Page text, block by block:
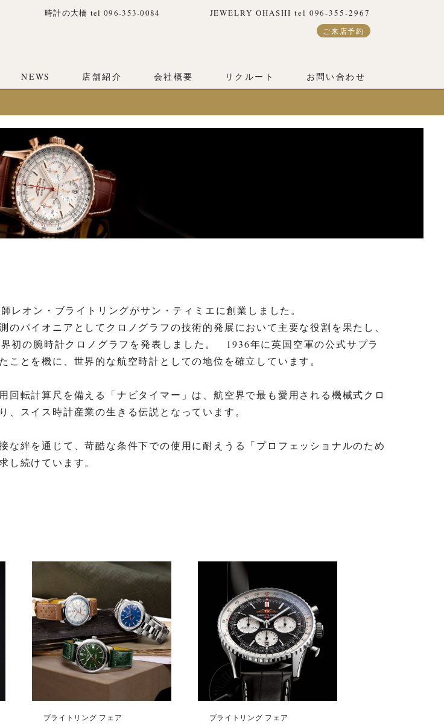
時計の大橋 tel 096-353-0084 JEWELRY OHASHI tel 096-355-2967
ご来店予約
NEWS 店舗紹介 会社概要 リクルート お問い合わせ
レオン・ブライトリングがサン・ティミエに創業しました。
のパイオニアとしてクロノグラフの技術的発展において主要な役割を果たし、
初の腕時計クロノグラフを発表しました。 1936年に英国空軍の公式サプラ
ことを機に、世界的な航空時計としての地位を確立しています。
回転計算尺を備える「ナビタイマー」は、航空界で最も愛用される機械式クロ
、スイス時計産業の生きる伝説となっています。
な絆を通じて、苛酷な条件下での使用に耐えうる「プロフェッショナルのため
し続けています。
ブライトリング フェア ブライトリング フェア